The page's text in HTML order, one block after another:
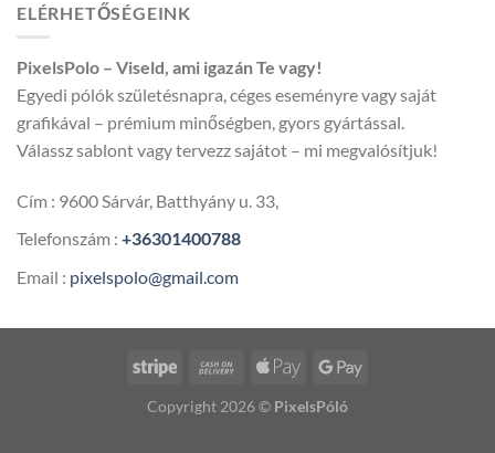
ELÉRHETŐSÉGEINK
PixelsPolo – Viseld, ami igazán Te vagy!
Egyedi pólók születésnapra, céges eseményre vagy saját
grafikával – prémium minőségben, gyors gyártással.
Válassz sablont vagy tervezz sajátot – mi megvalósítjuk!
Cím : 9600 Sárvár, Batthyány u. 33,
Telefonszám : +36301400788
Email : pixelspolo@gmail.com
Copyright 2026 © PixelsPóló